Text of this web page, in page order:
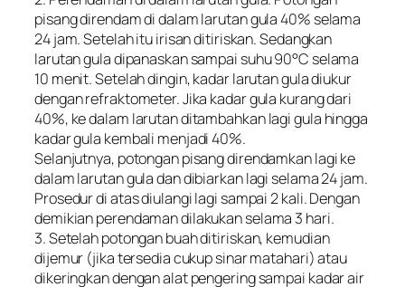
pisang direndam di dalam larutan gula 40% selama
24 jam. Setelah itu irisan ditiriskan. Sedangkan
larutan gula dipanaskan sampai suhu 90°C selama
10 menit. Setelah dingin, kadar larutan gula diukur
dengan refraktometer. Jika kadar gula kurang dari
40%, ke dalam larutan ditambahkan lagi gula hingga
kadar gula kembali menjadi 40%.
Selanjutnya, potongan pisang direndamkan lagi ke
dalam larutan gula dan dibiarkan lagi selama 24 jam.
Prosedur di atas diulangi lagi sampai 2 kali. Dengan
demikian perendaman dilakukan selama 3 hari.
3. Setelah potongan buah ditiriskan, kemudian
dijemur (jika tersedia cukup sinar matahari) atau
dikeringkan dengan alat pengering sampai kadar air